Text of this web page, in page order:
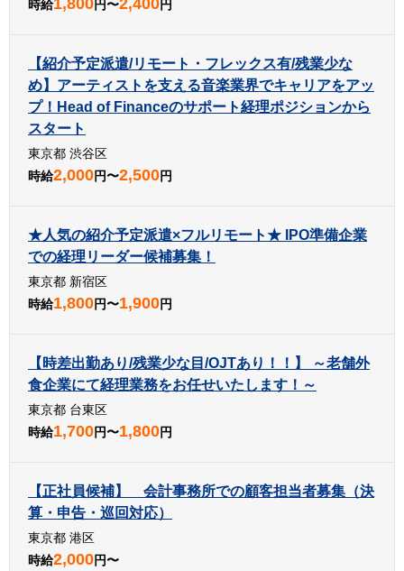
時給 円〜 円
【紹介予定派遣/リモート・フレックス有/残業少な
め】アーティストを支える音楽業界でキャリアをアッ
プ！Head of Financeのサポート経理ポジションから
スタート
東京都 渋谷区
時給2,000円〜2,500円
★人気の紹介予定派遣×フルリモート★ IPO準備企業
での経理リーダー候補募集！
東京都 新宿区
時給1,800円〜1,900円
【時差出勤あり/残業少な目/OJTあり！！】 ～老舗外
食企業にて経理業務をお任せいたします！～
東京都 台東区
時給1,700円〜1,800円
【正社員候補】 会計事務所での顧客担当者募集（決
算・申告・巡回対応）
東京都 港区
時給2,000円〜